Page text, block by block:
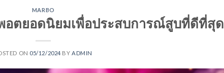
MARBO
อตยอดนิยมเพื่อประสบการณ์สูบที่ดีที่สุด
ON 05/12/2024 BYADMIN